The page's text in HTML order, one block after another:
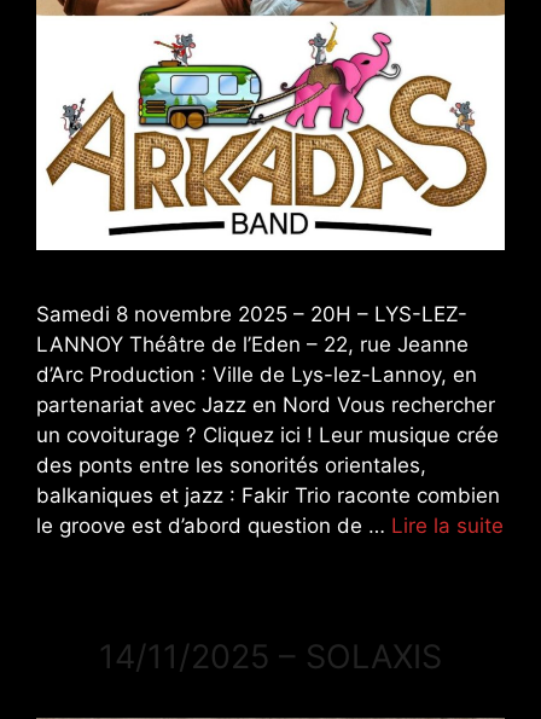
Samedi 8 novembre 2025 – 20H – LYS-LEZ-
LANNOY Théâtre de l’Eden – 22, rue Jeanne
d’Arc Production : Ville de Lys-lez-Lannoy, en
partenariat avec Jazz en Nord Vous rechercher
un covoiturage ? Cliquez ici ! Leur musique crée
des ponts entre les sonorités orientales,
balkaniques et jazz : Fakir Trio raconte combien
le groove est d’abord question de … Lire la suite
14/11/2025 – SOLAXIS